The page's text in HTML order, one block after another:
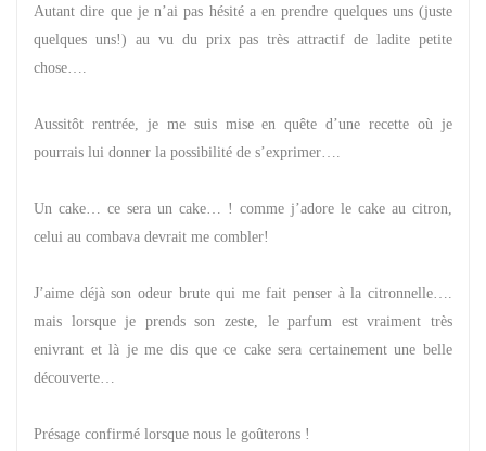
Autant dire que je n’ai pas hésité a en prendre quelques uns (juste
quelques uns!) au vu du prix pas très attractif de ladite petite
chose….
Aussitôt rentrée, je me suis mise en quête d’une recette où je
pourrais lui donner la possibilité de s’exprimer….
Un cake… ce sera un cake… ! comme j’adore le cake au citron,
celui au combava devrait me combler!
J’aime déjà son odeur brute qui me fait penser à la citronnelle….
mais lorsque je prends son zeste, le parfum est vraiment très
enivrant et là je me dis que ce cake sera certainement une belle
découverte…
Présage confirmé lorsque nous le goûterons !